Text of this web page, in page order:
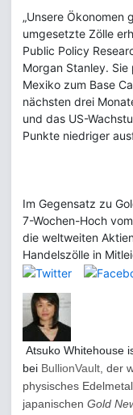
„Unsere Ökonomen
umgesetzte Zölle
Public Policy
Morgan Stanley.
Mexiko zum Base
nächsten drei
und das US-
Punkte niedriger
Im Gegensatz zu
7-Wochen-Hoch
die weltweiten
Handelszölle in
Atsuko Whitehouse
bei BullionVault , der
physisches
japanischen Gold